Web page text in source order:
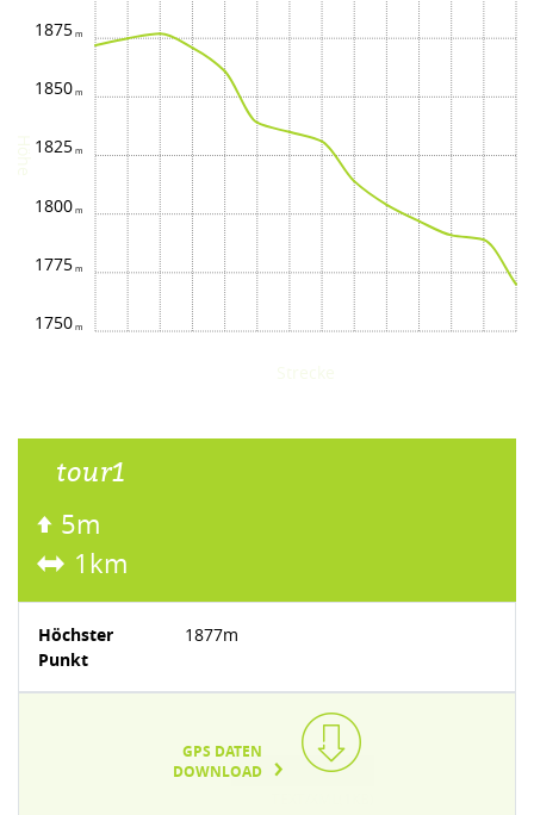
1750
1775
1800
1825
1850
1875
tour1
5m
1km
Höchster
Punkt
1877m
GPS DATEN
DOWNLOAD